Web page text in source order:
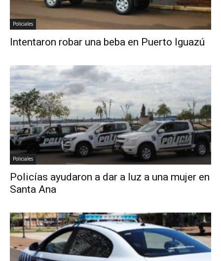
Policiales
Intentaron robar una beba en Puerto Iguazú
Policiales
Policías ayudaron a dar a luz a una mujer en
Santa Ana